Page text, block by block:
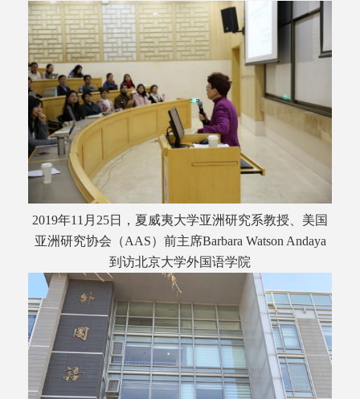
2019年11月25日，夏威夷大学亚洲研究系教授、美国
亚洲研究协会（AAS）前主席Barbara Watson Andaya
到访北京大学外国语学院